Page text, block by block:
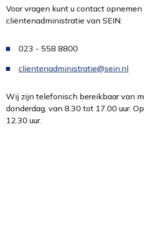
Voor vragen kunt u contact opnemen
cliëntenadministratie van SEIN:
023 - 558 8800
clientenadministratie@sein.nl
Wij zijn telefonisch bereikbaar van
donderdag, van 8.30 tot 17.00 uur.
12.30 uur.